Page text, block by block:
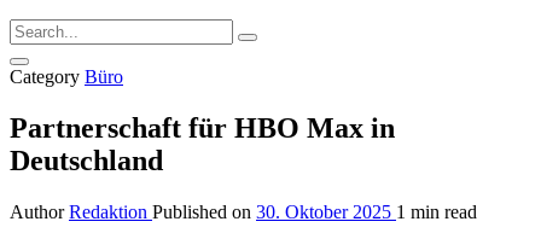
Category Büro
Partnerschaft für HBO Max in
Deutschland
Author Redaktion Published on 30. Oktober 2025 1 min read